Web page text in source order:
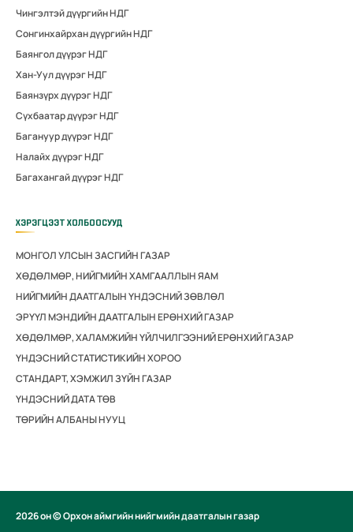
Чингэлтэй дүүргийн НДГ
Сонгинхайрхан дүүргийн НДГ
Баянгол дүүрэг НДГ
Хан-Уул дүүрэг НДГ
Баянзүрх дүүрэг НДГ
Сүхбаатар дүүрэг НДГ
Багануур дүүрэг НДГ
Налайх дүүрэг НДГ
Багахангай дүүрэг НДГ
ХЭРЭГЦЭЭТ ХОЛБООСУУД
МОНГОЛ УЛСЫН ЗАСГИЙН ГАЗАР
ХӨДӨЛМӨР, НИЙГМИЙН ХАМГААЛЛЫН ЯАМ
НИЙГМИЙН ДААТГАЛЫН ҮНДЭСНИЙ ЗӨВЛӨЛ
ЭРҮҮЛ МЭНДИЙН ДААТГАЛЫН ЕРӨНХИЙ ГАЗАР
ХӨДӨЛМӨР, ХАЛАМЖИЙН ҮЙЛЧИЛГЭЭНИЙ ЕРӨНХИЙ ГАЗАР
ҮНДЭСНИЙ СТАТИСТИКИЙН ХОРОО
СТАНДАРТ, ХЭМЖИЛ ЗҮЙН ГАЗАР
ҮНДЭСНИЙ ДАТА ТӨВ
ТӨРИЙН АЛБАНЫ НУУЦ
2026 он © Орхон аймгийн нийгмийн даатгалын газар